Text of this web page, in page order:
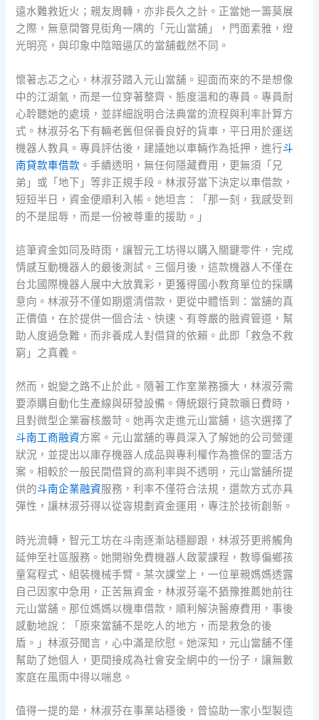
遠水難救近火；親友周轉，亦非長久之計。正當她一籌莫展
之際，無意間瞥見街角一隅的「元山當舖」，門面素雅，燈
光明亮，與印象中陰暗逼仄的當舖截然不同。
懷著忐忑之心，林淑芬踏入元山當舖。迎面而來的不是想像
中的江湖氣，而是一位穿著整齊、態度溫和的專員。專員耐
心聆聽她的處境，並詳細說明合法典當的流程與利率計算方
式。林淑芬名下有輛老舊但保養良好的貨車，平日用於運送
機器人教具。專員評估後，建議她以車輛作為抵押，進行斗
南貸款車借款 。手續透明，無任何隱藏費用，更無須「兄
弟」或「地下」等非正規手段。林淑芬當下決定以車借款，
短短半日，資金便順利入帳。她坦言：「那一刻，我感受到
的不是屈辱，而是一份被尊重的援助。」
這筆資金如同及時雨，讓智元工坊得以購入關鍵零件，完成
情感互動機器人的最後測試。三個月後，這款機器人不僅在
台北國際機器人展中大放異彩，更獲得國小教育單位的採購
意向。林淑芬不僅如期還清借款，更從中體悟到：當舖的真
正價值，在於提供一個合法、快速、有尊嚴的融資管道，幫
助人度過急難，而非養成人對借貸的依賴。此即「救急不救
窮」之真義。
然而，蛻變之路不止於此。隨著工作室業務擴大，林淑芬需
要添購自動化生產線與研發設備。傳統銀行貸款曠日費時，
且對微型企業審核嚴苛。她再次走進元山當舖，這次選擇了
斗南工商融資方案。元山當舖的專員深入了解她的公司營運
狀況，並提出以庫存機器人成品與專利權作為擔保的靈活方
案。相較於一般民間借貸的高利率與不透明，元山當舖所提
供的斗南企業融資服務，利率不僅符合法規，還款方式亦具
彈性，讓林淑芬得以從容規劃資金運用，專注於技術創新。
時光流轉，智元工坊在斗南逐漸站穩腳跟，林淑芬更將觸角
延伸至社區服務。她開辦免費機器人啟蒙課程，教導偏鄉孩
童寫程式、組裝機械手臂。某次課堂上，一位單親媽媽透露
自己因家中急用，正苦無資金，林淑芬毫不猶豫推薦她前往
元山當舖。那位媽媽以機車借款，順利解決醫療費用，事後
感動地說：「原來當舖不是吃人的地方，而是救急的後
盾。」林淑芬聞言，心中滿是欣慰。她深知，元山當舖不僅
幫助了她個人，更間接成為社會安全網中的一份子，讓無數
家庭在風雨中得以喘息。
值得一提的是，林淑芬在事業站穩後，曾協助一家小型製造